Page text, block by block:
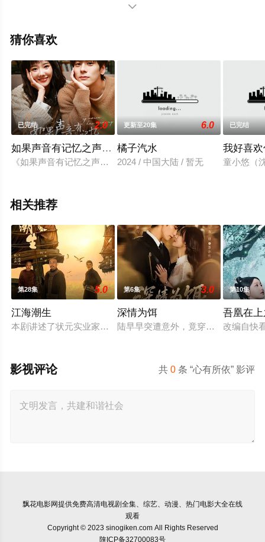
琴,陈伟恩,刘谦益,姚玟隆,洪乙心,朱泽亮,张颖双,林咏谊,张
无删减完整版电视剧全集就上飘花影院，更多相关信息可

猜你喜欢
已完结 2.0
如果声音有记忆之声恋小课堂
《如果声音有记忆之声恋小课堂》是《如果声音有记忆》的会
更新至20集 6.0
橘子汽水
2024 / 中国大陆 / 暂无
已完结
我好喜
童小悠（
相关推荐
第28集 5.0
江海潮生
本剧讲述了状元实业家张謇创办大生企业，实业报国的故事。甲
第6集 3.0
深情为饵
陆早早突遭意外，竟穿越成民国少
第10集
吾凰在
改编自快
共0 条 “心有所依” 影评
影视评论
飘花电影网提供免费高清电视剧全集、综艺、动漫、热门电影大全在线
观看
Copyright © 2023 sinogiken.com All Rights Reserved
陕ICP备32700083号